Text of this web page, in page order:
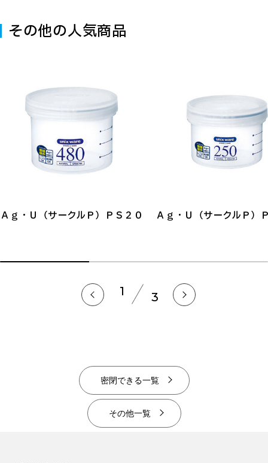
その他の人気商品
Ａｇ・Ｕ（サークルＰ）ＰＳ２０ Ａｇ・Ｕ（サークルＰ）
1 3
密閉できる一覧
その他一覧